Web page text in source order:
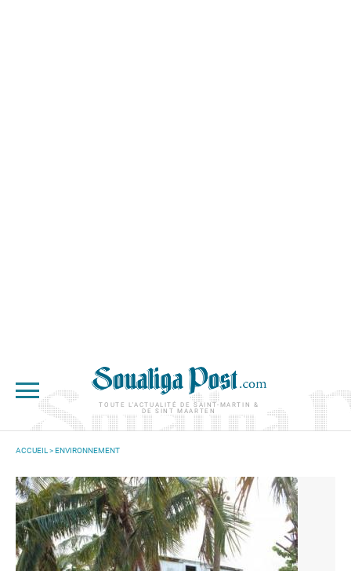
TOUTE L'ACTUALITÉ DE SAINT-MARTIN &
DE SINT MAARTEN
ACCUEIL >ENVIRONNEMENT